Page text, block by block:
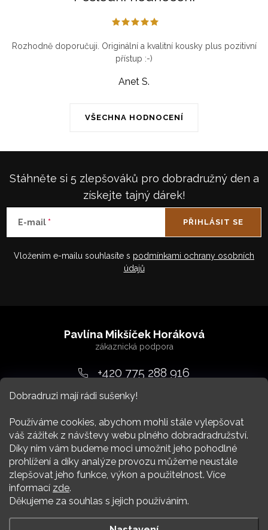
Dobradruzi mají rádi sušenky!
Používáme cookies, abychom mohli stále vylepšovat
váš zážitek z návštevy webu plného dobradradružství.
Díky nim vám budeme moci umožnit jeho pohodlné
prohlížení a díky analýze provozu můžeme neustále
zlepšovat jeho funkce, výkon a použitelnost. Více
informací zde.
Děkujeme za souhlas s jejich používáním.
VŠECHNA HODNOCENÍ
Rozhodně doporučuji. Originální a kvalitní kousky plus pozitivní
přístup :-)
Anet S.
Stáhněte si 5 zlepšováků pro dobradružný den a
získejte tajný dárek!
E-mail
Vložením e-mailu souhlasíte s podmínkami ochrany osobních
údajů
PŘIHLÁSIT SE
a
Nákup
Více Dobradruha
Pavlína Mikšíček Horáková
+420 775 288 916
srdcem@dobradruh.cz